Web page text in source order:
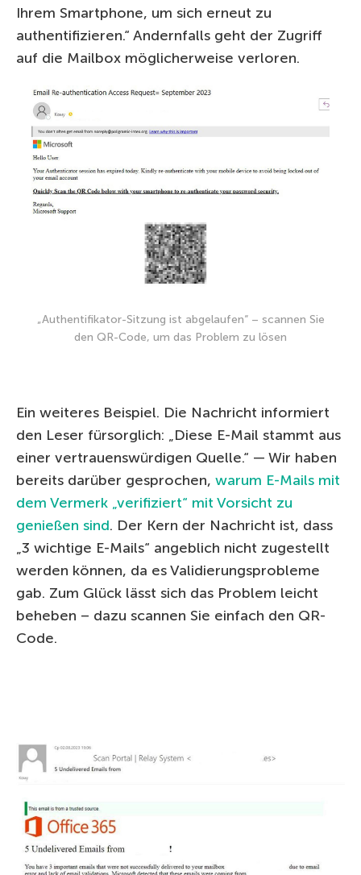
Ihrem Smartphone, um sich erneut zu
authentifizieren.“ Andernfalls geht der Zugriff
auf die Mailbox möglicherweise verloren.
„Authentifikator-Sitzung ist abgelaufen“ – scannen Sie
den QR-Code, um das Problem zu lösen
Ein weiteres Beispiel. Die Nachricht informiert
den Leser fürsorglich: „Diese E-Mail stammt aus
einer vertrauenswürdigen Quelle.“ — Wir haben
bereits darüber gesprochen, warum E-Mails mit
dem Vermerk „verifiziert“ mit Vorsicht zu
genießen sind. Der Kern der Nachricht ist, dass
„3 wichtige E-Mails“ angeblich nicht zugestellt
werden können, da es Validierungsprobleme
gab. Zum Glück lässt sich das Problem leicht
beheben – dazu scannen Sie einfach den QR-
Code.